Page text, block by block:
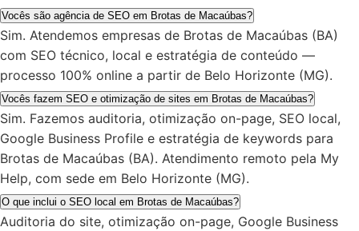
Vocês são agência de SEO em Brotas de Macaúbas?
Sim. Atendemos empresas de Brotas de Macaúbas (BA)
com SEO técnico, local e estratégia de conteúdo —
processo 100% online a partir de Belo Horizonte (MG).
Vocês fazem SEO e otimização de sites em Brotas de Macaúbas?
Sim. Fazemos auditoria, otimização on-page, SEO local,
Google Business Profile e estratégia de keywords para
Brotas de Macaúbas (BA). Atendimento remoto pela My
Help, com sede em Belo Horizonte (MG).
O que inclui o SEO local em Brotas de Macaúbas?
Auditoria do site, otimização on-page, Google Business